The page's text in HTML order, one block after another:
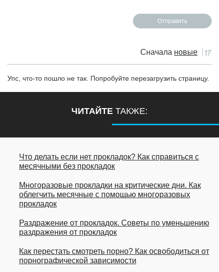
Сначала новые
Упс, что-то пошло не так. Попробуйте перезагрузить страницу.
ЧИТАЙТЕ ТАКЖЕ:
Что делать если нет прокладок? Как справиться с
месячными без прокладок
Многоразовые прокладки на критические дни. Как
облегчить месячные с помощью многоразовых
прокладок
Раздражение от прокладок. Советы по уменьшению
раздражения от прокладок
Как перестать смотреть порно? Как освободиться от
порнографической зависимости